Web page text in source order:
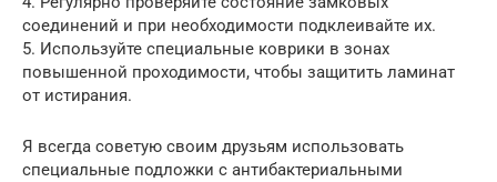
соединений и при необходимости подклеивайте их.
5. Используйте специальные коврики в зонах
повышенной проходимости, чтобы защитить ламинат
от истирания.
Я всегда советую своим друзьям использовать
специальные подложки с антибактериальными